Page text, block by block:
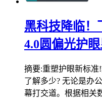
黑科技降临
4.0圆偏光护眼
摘要:重塑护眼新标准
了解多少? 无论是办
幕打交道。根据相关